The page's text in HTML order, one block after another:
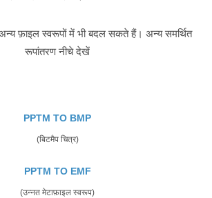
फ़ाइल स्वरूपों में भी बदल सकते हैं। अन्य समर्थित
रूपांतरण नीचे देखें
PPTM TO BMP
(बिटमैप चित्र)
PPTM TO EMF
(उन्नत मेटाफ़ाइल स्वरूप)